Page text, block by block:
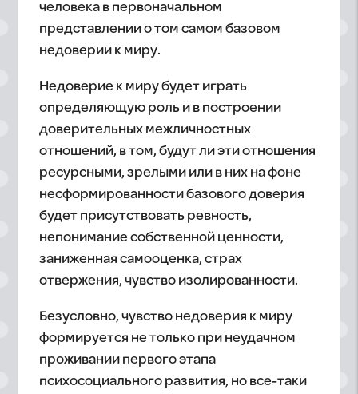
человека в первоначальном
представлении о том самом базовом
недоверии к миру.
Недоверие к миру будет играть
определяющую роль и в построении
доверительных межличностных
отношений, в том, будут ли эти отношения
ресурсными, зрелыми или в них на фоне
несформированности базового доверия
будет присутствовать ревность,
непонимание собственной ценности,
заниженная самооценка, страх
отвержения, чувство изолированности.
Безусловно, чувство недоверия к миру
формируется не только при неудачном
проживании первого этапа
психосоциального развития, но все-таки